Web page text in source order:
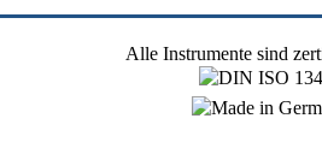
Alle Instrumente sind